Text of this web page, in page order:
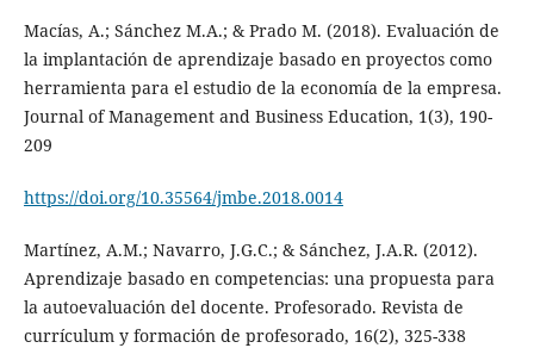
Macías, A.; Sánchez M.A.; & Prado M. (2018). Evaluación de
la implantación de aprendizaje basado en proyectos como
herramienta para el estudio de la economía de la empresa.
Journal of Management and Business Education, 1(3), 190-
209
https://doi.org/10.35564/jmbe.2018.0014
Martínez, A.M.; Navarro, J.G.C.; & Sánchez, J.A.R. (2012).
Aprendizaje basado en competencias: una propuesta para
la autoevaluación del docente. Profesorado. Revista de
currículum y formación de profesorado, 16(2), 325-338